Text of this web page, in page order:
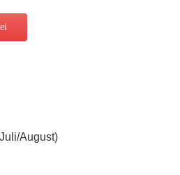
August)